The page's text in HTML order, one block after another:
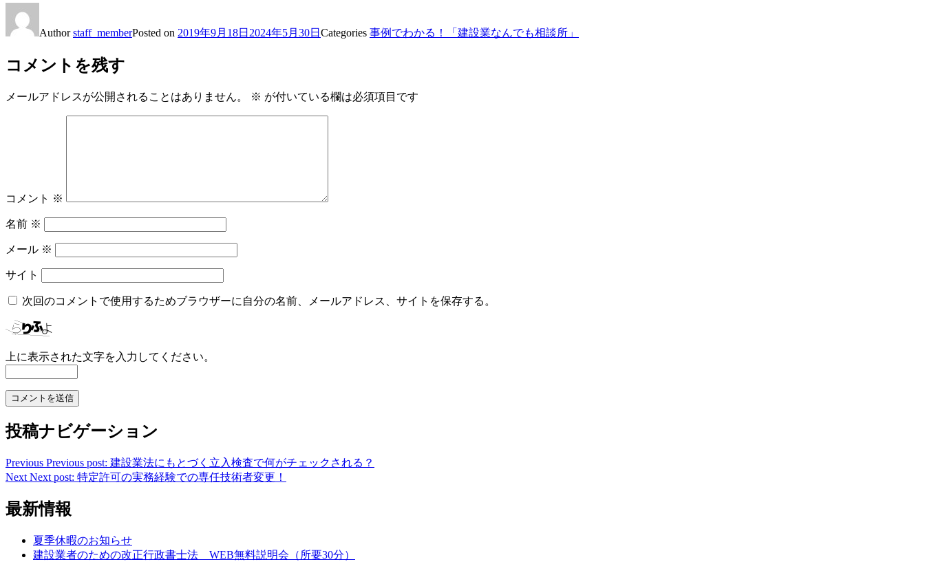
Authorstaff_memberPosted on 2019年9月18日 2024年5月30日 Categories 事例でわかる！「建設業なんでも相談所」
コメントを残す
メールアドレスが公開されることはありません。 ※ が付いている欄は必須項目です
コメント ※
名前 ※
メール ※
サイト
次回のコメントで使用するためブラウザーに自分の名前、メールアドレス、サイトを保存する。
上に表示された文字を入力してください。
投稿ナビゲーション
Previous Previous post: 建設業法にもとづく立入検査で何がチェックされる？
Next Next post: 特定許可の実務経験での専任技術者変更！
最新情報
夏季休暇のお知らせ
建設業者のための改正行政書士法 WEB無料説明会（所要30分）